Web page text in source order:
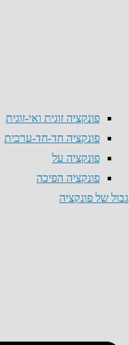
פונקציה זוגית ואי-זוגית
פונקציה חד-חד-ערכית
פונקציה על
פונקציה הפיכה
גבול של פונקציה